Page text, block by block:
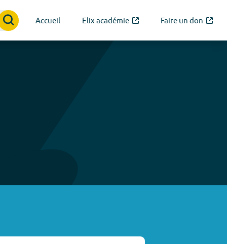
Accueil Elix académie Faire un don